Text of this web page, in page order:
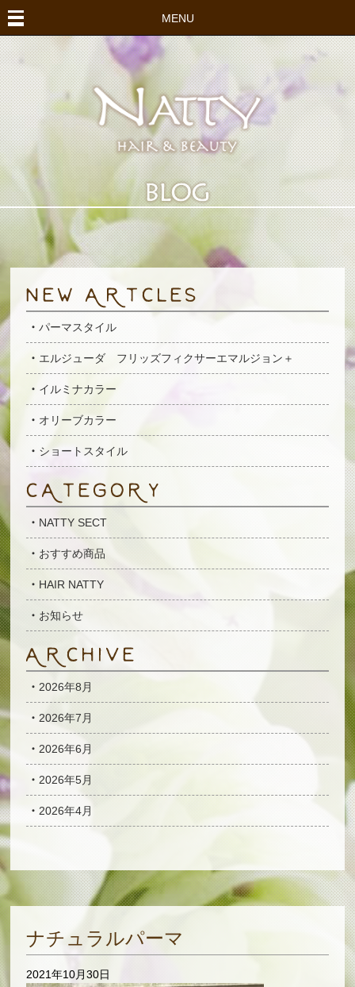
MENU
パーマスタイル
エルジューダ フリッズフィクサーエマルジョン＋
イルミナカラー
オリーブカラー
ショートスタイル
NATTY SECT
おすすめ商品
HAIR NATTY
お知らせ
2026年8月
2026年7月
2026年6月
2026年5月
2026年4月
ナチュラルパーマ
2021年10月30日